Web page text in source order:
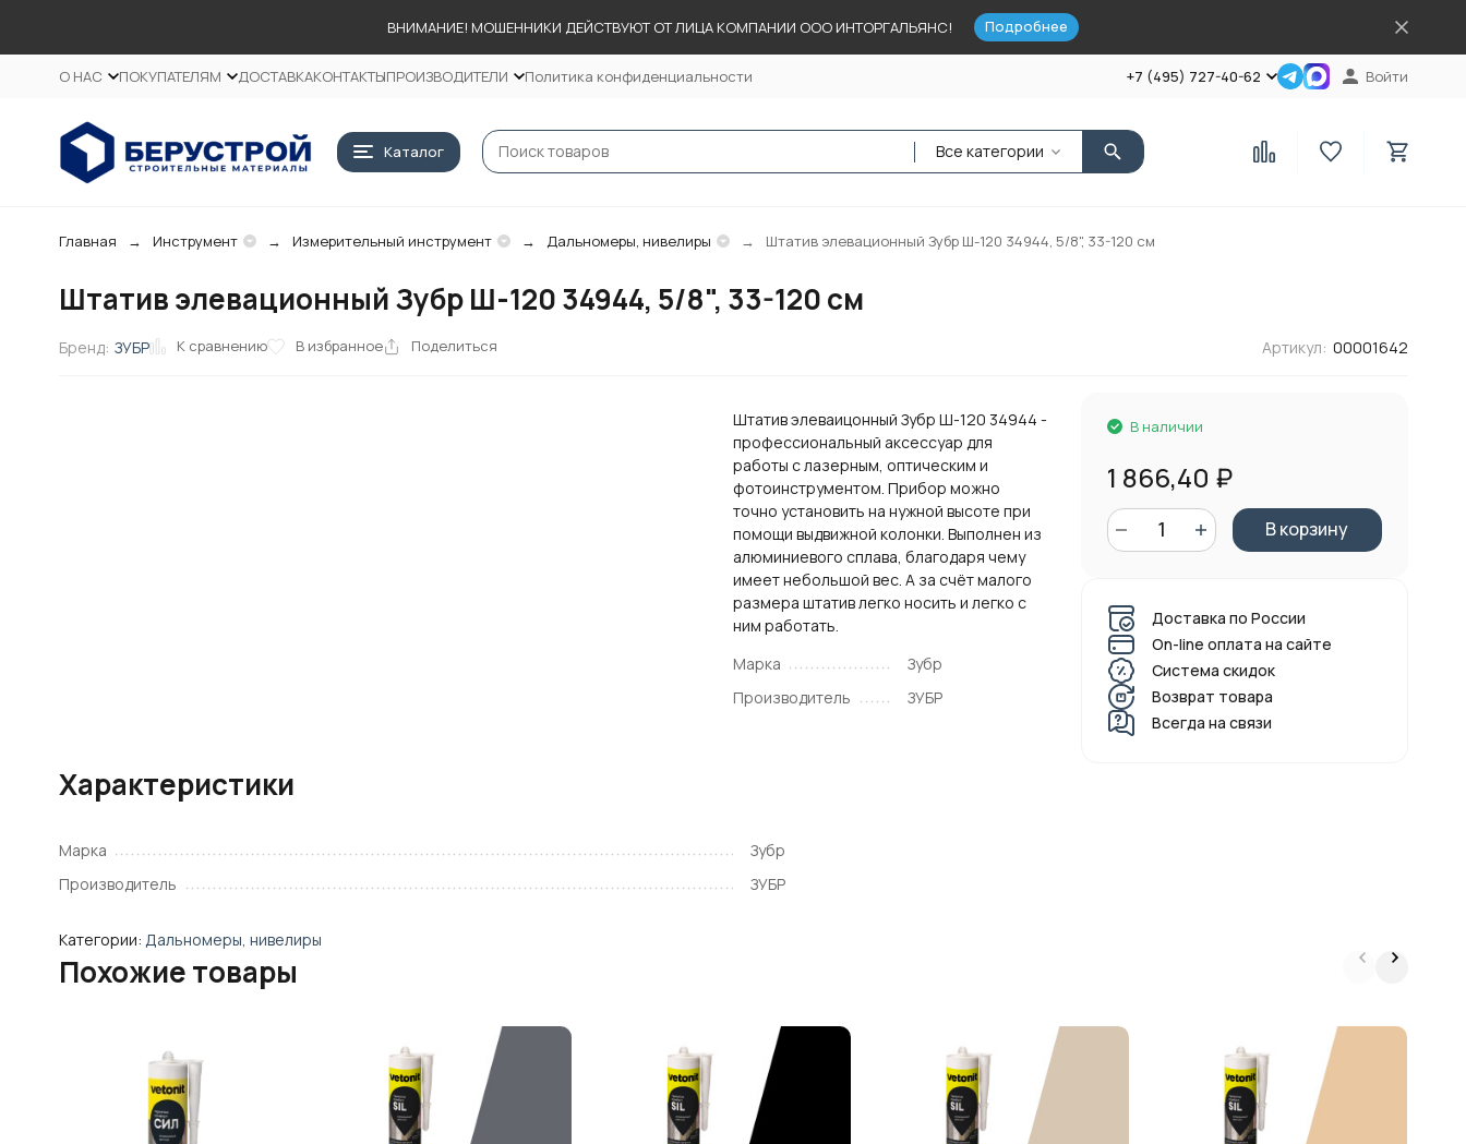
ВНИМАНИЕ! МОШЕННИКИ ДЕЙСТВУЮТ ОТ ЛИЦА КОМПАНИИ ООО ИНТОРГАЛЬЯНС! Подробнее
О НАС ПОКУПАТЕЛЯМ ДОСТАВКАКОНТАКТЫПРОИЗВОДИТЕЛИ Политика конфиденциальности +7 (495) 727-40-62 Войти
Каталог Все категории
Главная Инструмент Измерительный инструмент Дальномеры, нивелиры Штатив элевационный Зубр Ш-120 34944, 5/8", 33-120 см
Штатив элевационный Зубр Ш-120 34944, 5/8", 33-120 см
Бренд: ЗУБР К сравнению В избранное Поделиться Артикул: 00001642
Штатив элеваицонный Зубр Ш-120 34944 -
профессиональный аксессуар для
работы с лазерным, оптическим и
фотоинструментом. Прибор можно
точно установить на нужной высоте при
помощи выдвижной колонки. Выполнен из
алюминиевого сплава, благодаря чему
имеет небольшой вес. А за счёт малого
размера штатив легко носить и легко с
ним работать.
Марка
Зубр
Производитель
ЗУБР
В наличии
1 866,40 ₽
В корзину
Доставка по России
On-line оплата на сайте
Система скидок
Возврат товара
Всегда на связи
Характеристики
Марка
Зубр
Производитель
ЗУБР
Категории: Дальномеры, нивелиры
Похожие товары